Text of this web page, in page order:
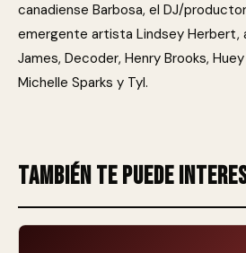
canadiense Barbosa, el DJ/
emergente artista Lindsey Herbert,
James, Decoder, Henry Brooks,
Michelle Sparks y Tyl.
También te puede